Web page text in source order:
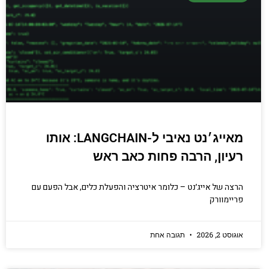
מאייג׳נט נאיבי ל-LANGCHAIN: אותו
רעיון, הרבה פחות כאב ראש
הרצה של אייג׳נט – כלומר איטרציה והפעלת כלים, אבל הפעם עם
פריימוורק
אוגוסט 2, 2026 תגובה אחת